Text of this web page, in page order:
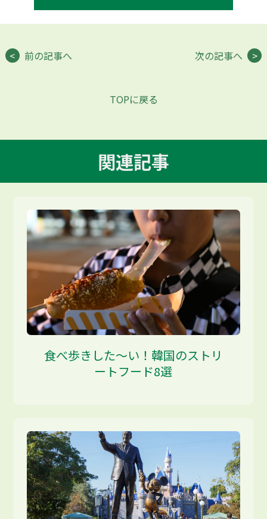
前の記事へ 次の記事へ
TOPに戻る
関連記事
食べ歩きした～い！韓国のストリ
ートフード8選